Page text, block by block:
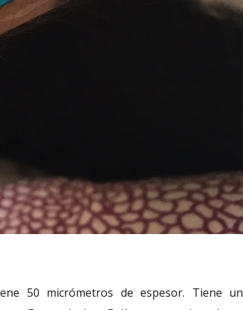
50 micrómetros de espesor. Tiene un